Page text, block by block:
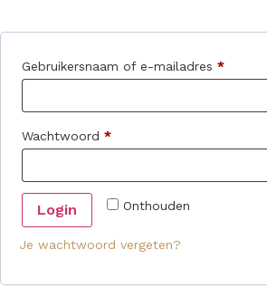
Gebruikersnaam of e-mailadres *
Wachtwoord *
Onthouden
Login
Je wachtwoord vergeten?